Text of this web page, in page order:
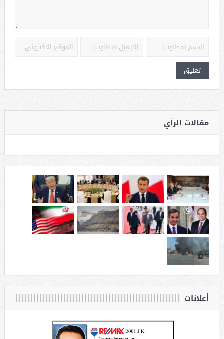
مقالات الرأي
أعلانات